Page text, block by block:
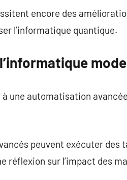
encore des
l’informatique quantique.
une automatisation
peuvent exécuter des
réflexion sur l’impact des